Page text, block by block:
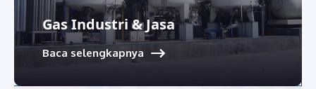
Manufaktur
Baca selengkapnya